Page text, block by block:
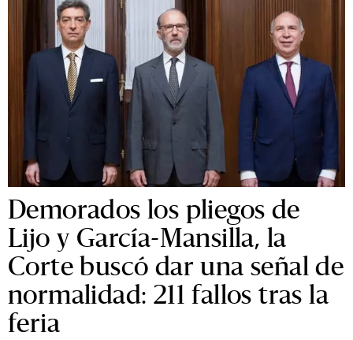
Demorados los pliegos de
Lijo y García-Mansilla, la
Corte buscó dar una señal de
normalidad: 211 fallos tras la
feria